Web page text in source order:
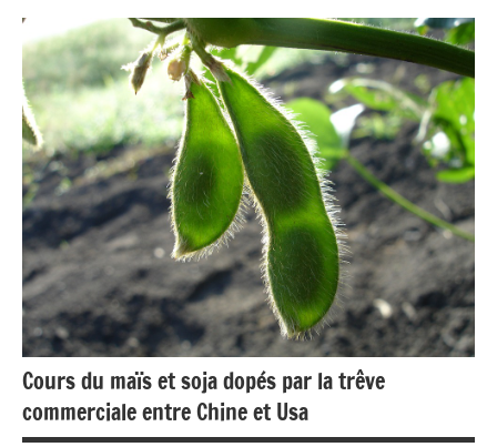
Actualités
Agriculture
Economie
Matières
premières
Cours du maïs et soja dopés par la trêve
commerciale entre Chine et Usa